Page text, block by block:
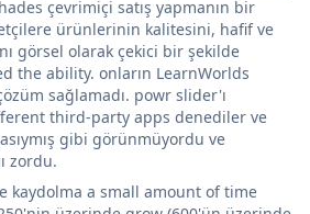
çevrimiçi satış yapmanın bir
ürünlerinin kalitesini, hafif ve
görsel olarak çekici bir şekilde
the ability. onların LearnWorlds
sağlamadı. powr slider'ı
third-party apps denediler ve
gibi görünmüyordu ve
zordu.
kaydolma a small amount of time